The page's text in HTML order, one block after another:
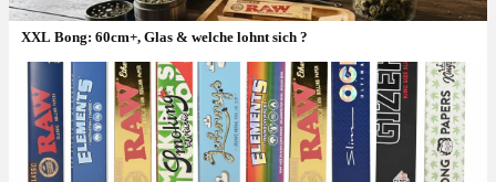
XXL Bong: 60cm+, Glas & welche lohnt sich ?